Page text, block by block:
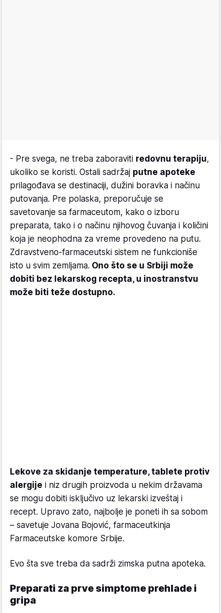
- Pre svega, ne treba zaboraviti redovnu terapiju,
ukoliko se koristi. Ostali sadržaj putne apoteke
prilagođava se destinaciji, dužini boravka i načinu
putovanja. Pre polaska, preporučuje se
savetovanje sa farmaceutom, kako o izboru
preparata, tako i o načinu njihovog čuvanja i količini
koja je neophodna za vreme provedeno na putu.
Zdravstveno-farmaceutski sistem ne funkcioniše
isto u svim zemljama. Ono što se u Srbiji može
dobiti bez lekarskog recepta, u inostranstvu
može biti teže dostupno.
Lekove za skidanje temperature, tablete protiv
alergije i niz drugih proizvoda u nekim državama
se mogu dobiti isključivo uz lekarski izveštaj i
recept. Upravo zato, najbolje je poneti ih sa sobom
– savetuje Jovana Bojović, farmaceutkinja
Farmaceutske komore Srbije.
Evo šta sve treba da sadrži zimska putna apoteka.
Preparati za prve simptome prehlade i
gripa